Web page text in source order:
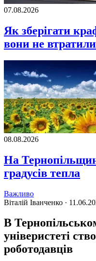
07.08.2026
Як зберігати
вони не
08.08.2026
На
градусів тепла
Важливо
Віталій Іванченко ·
В
універистеті
роботодавців